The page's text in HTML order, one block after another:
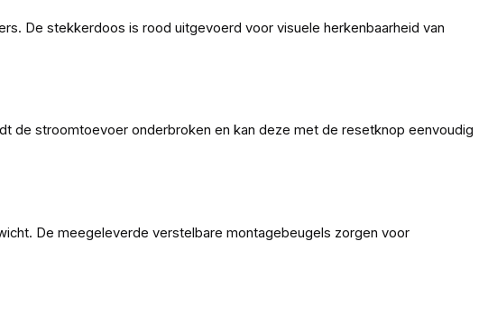
De stekkerdoos is rood uitgevoerd voor visuele herkenbaarheid van
de stroomtoevoer onderbroken en kan deze met de resetknop eenvoudig
De meegeleverde verstelbare montagebeugels zorgen voor